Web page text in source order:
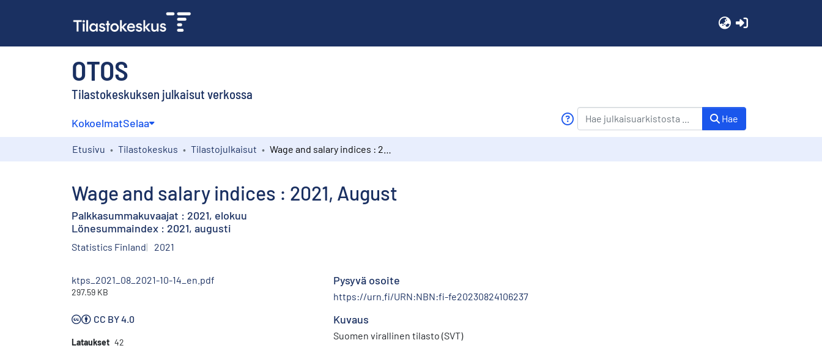
OTOS
Tilastokeskuksen julkaisut verkossa
KokoelmatSelaa Hae
Etusivu Tilastokeskus Tilastojulkaisut
Wage and salary indices : 2021, August
Palkkasummakuvaajat : 2021, elokuu
Lönesummaindex : 2021, augusti
Statistics Finland 2021
ktps_2021_08_2021-10-14_en.pdf
297.59 KB
CC BY 4.0
Lataukset 42
Pysyvä osoite
https://urn.fi/URN:NBN:fi-fe20230824106237
Kuvaus
Suomen virallinen tilasto (SVT)